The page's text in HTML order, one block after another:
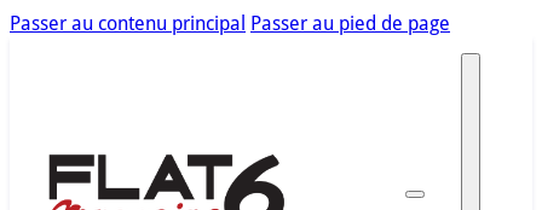
Passer au contenu principal Passer au pied de page